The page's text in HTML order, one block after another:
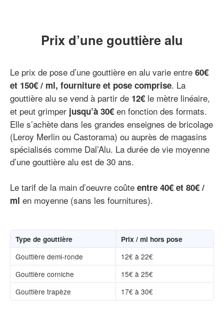
Prix d’une gouttière alu
Le prix de pose d’une gouttière en alu varie entre 60€
et 150€ / ml, fourniture et pose comprise. La
gouttière alu se vend à partir de 12€ le mètre linéaire,
et peut grimper jusqu’à 30€ en fonction des formats.
Elle s’achète dans les grandes enseignes de bricolage
(Leroy Merlin ou Castorama) ou auprès de magasins
spécialisés comme Dal’Alu. La durée de vie moyenne
d’une gouttière alu est de 30 ans.
Le tarif de la main d’oeuvre coûte entre 40€ et 80€ /
ml en moyenne (sans les fournitures).
Type de gouttière
Prix / ml hors pose
Gouttière demi-ronde
12€ à 22€
Gouttière corniche
15€ à 25€
Gouttière trapèze
17€ à 30€